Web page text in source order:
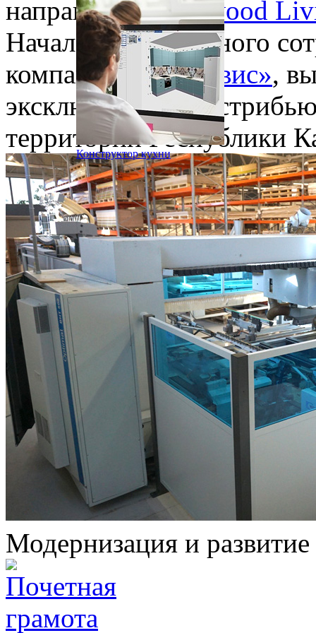
Конструктор кухни
направленияMidwood
Начало долгосрочного
компанией
«СидЭвис»,
эксклюзивного
территории Республики
Модернизация и